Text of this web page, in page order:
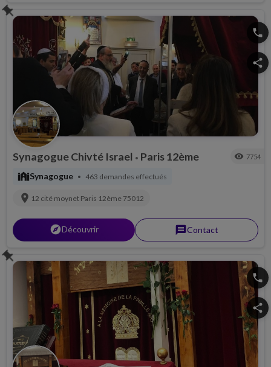
phone
share
Synagogue Chivté Israel • Paris 12ème visibility 7754
synagogueSynagogue • 463 demandes effectués
location_on 12 cité moynet Paris 12ème 75012
explorerDécouvrir messageContact
phone
share